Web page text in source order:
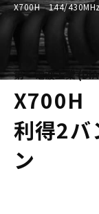
X700H 144/430MHz
第一電波工業
X700H
利得2バ
ン